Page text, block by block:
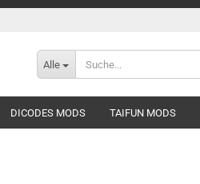
Alle
DICODES MODS TAIFUN MODS